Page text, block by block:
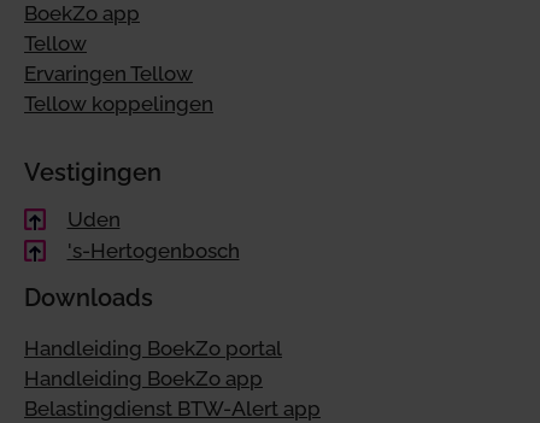
BoekZo app
Tellow
Ervaringen Tellow
Tellow koppelingen
Vestigingen
Uden
's-Hertogenbosch
Downloads
Handleiding BoekZo portal
Handleiding BoekZo app
Belastingdienst BTW-Alert app